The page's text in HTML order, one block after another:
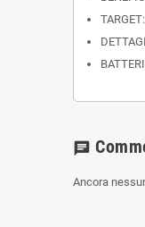
chat
Ancora